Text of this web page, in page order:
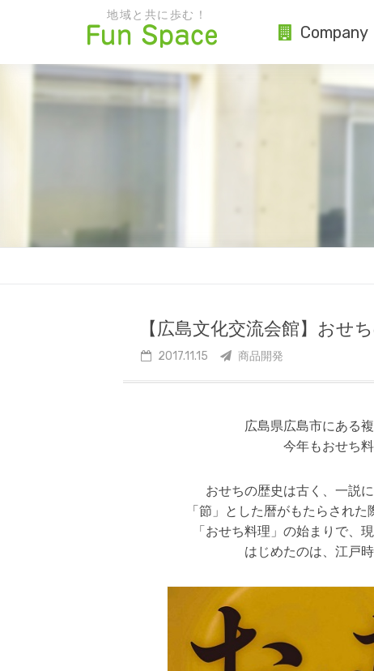
地域と共に歩む！
Company
【広島文化交流会館】おせ
2017.11.15 商品開発
広島県広島市にある
今年もおせち
おせちの歴史は古く、一説
「節」とした暦がもたらされ
「おせち料理」の始まりで、
はじめたのは、江戸